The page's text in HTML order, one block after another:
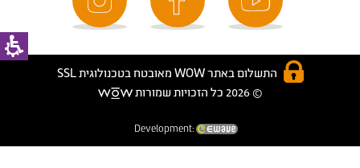
התשלום באתר WOW מאובטח בטכנולוגית SSL
© 2026 כל הזכויות שמורות
Development: